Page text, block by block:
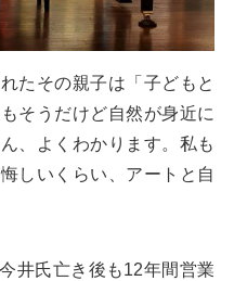
たその親子は「子どもと
そうだけど自然が身近に
、よくわかります。私も
しいくらい、アートと自
井氏亡き後も12年間営業